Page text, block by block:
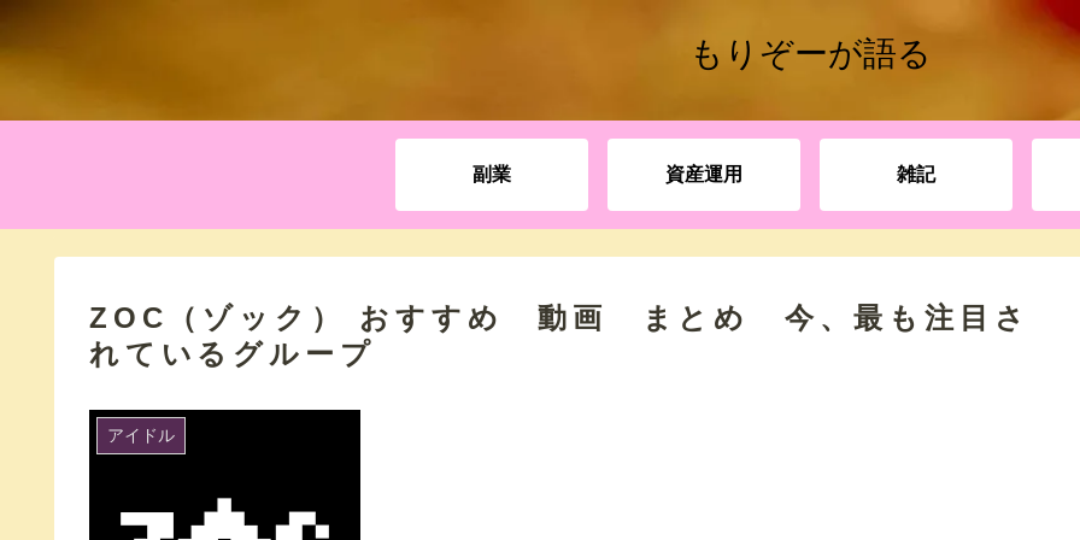
もりぞーが語る
副業 資産運用 雑記
ZOC（ゾック） おすすめ 動画 まとめ 今、最も注目さ
れているグループ
アイドル